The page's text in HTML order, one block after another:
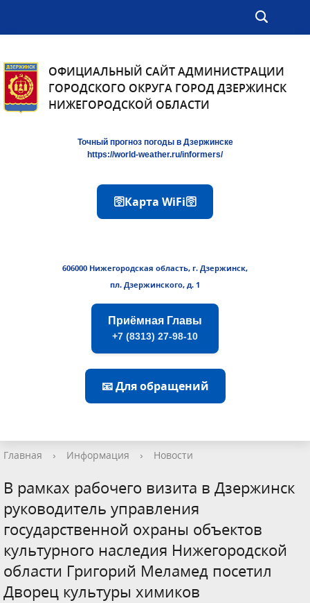
ОФИЦИАЛЬНЫЙ САЙТ АДМИНИСТРАЦИИ
ГОРОДСКОГО ОКРУГА ГОРОД ДЗЕРЖИНСК
НИЖЕГОРОДСКОЙ ОБЛАСТИ
Точный прогноз погоды в Дзержинске
https://world-weather.ru/informers/
🛜Карта WiFi🛜
606000 Нижегородская область, г. Дзержинск,
пл. Дзержинского, д. 1
Приёмная Главы
+7 (8313) 27-98-10
📧 Для обращений
Главная › Информация › Новости
В рамках рабочего визита в Дзержинск
руководитель управления
государственной охраны объектов
культурного наследия Нижегородской
области Григорий Меламед посетил
Дворец культуры химиков